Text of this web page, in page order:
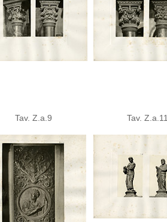
Tav. Z.a.9 Tav. Z.a.11